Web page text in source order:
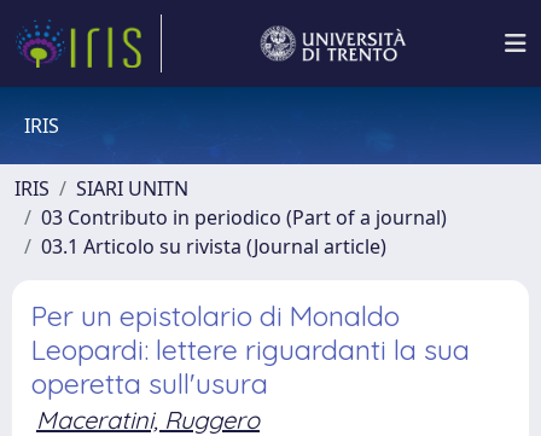
IRIS
IRIS
SIARI UNITN
03 Contributo in periodico (Part of a journal)
03.1 Articolo su rivista (Journal article)
Per un epistolario di Monaldo
Leopardi: lettere riguardanti la sua
operetta sull'usura
Maceratini, Ruggero